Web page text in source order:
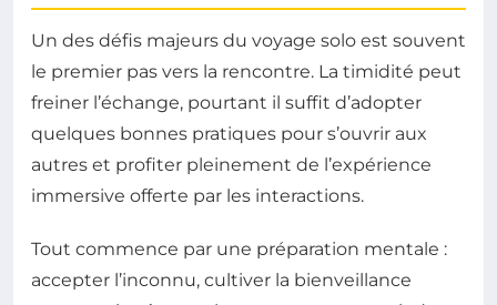
Un des défis majeurs du voyage solo est souvent
le premier pas vers la rencontre. La timidité peut
freiner l’échange, pourtant il suffit d’adopter
quelques bonnes pratiques pour s’ouvrir aux
autres et profiter pleinement de l’expérience
immersive offerte par les interactions.
Tout commence par une préparation mentale :
accepter l’inconnu, cultiver la bienveillance